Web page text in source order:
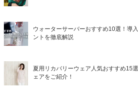
ウォーターサーバーおすすめ10選！導
ントを徹底解説
夏用リカバリーウェア人気おすすめ15
ェアをご紹介！